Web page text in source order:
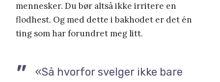
mennesker. Du bør altså ikke irritere en
flodhest. Og med dette i bakhodet er det én
ting som har forundret meg litt.
«Så hvorfor svelger ikke bare